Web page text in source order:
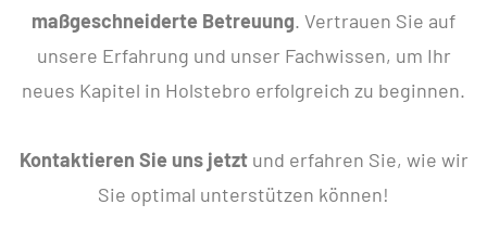
maßgeschneiderte Betreuung. Vertrauen Sie auf
unsere Erfahrung und unser Fachwissen, um Ihr
neues Kapitel in Holstebro erfolgreich zu beginnen.
Kontaktieren Sie uns jetztund erfahren Sie, wie wir
Sie optimal unterstützen können!